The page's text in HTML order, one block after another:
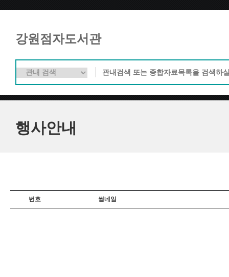
강원점자도서관
행사안내
번호 썸네일